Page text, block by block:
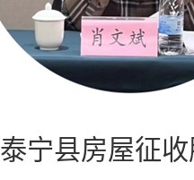
泰宁县房屋征